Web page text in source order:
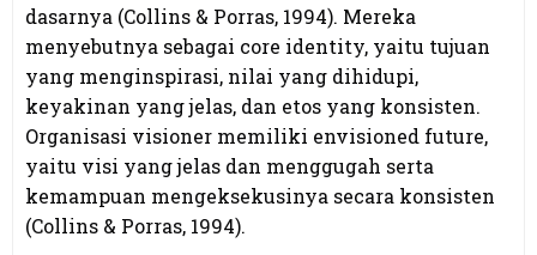
dasarnya (Collins & Porras, 1994). Mereka
menyebutnya sebagai core identity, yaitu tujuan
yang menginspirasi, nilai yang dihidupi,
keyakinan yang jelas, dan etos yang konsisten.
Organisasi visioner memiliki envisioned future,
yaitu visi yang jelas dan menggugah serta
kemampuan mengeksekusinya secara konsisten
(Collins & Porras, 1994).